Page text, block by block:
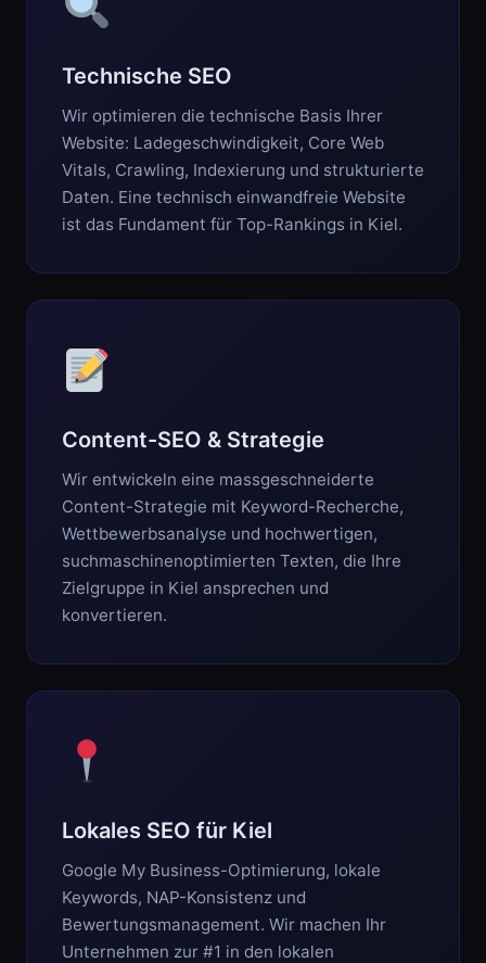
Technische SEO
Wir optimieren die technische Basis Ihrer
Website: Ladegeschwindigkeit, Core Web
Vitals, Crawling, Indexierung und strukturierte
Daten. Eine technisch einwandfreie Website
ist das Fundament für Top-Rankings in Kiel.
Content-SEO & Strategie
Wir entwickeln eine massgeschneiderte
Content-Strategie mit Keyword-Recherche,
Wettbewerbsanalyse und hochwertigen,
suchmaschinenoptimierten Texten, die Ihre
Zielgruppe in Kiel ansprechen und
konvertieren.
Lokales SEO für Kiel
Google My Business-Optimierung, lokale
Keywords, NAP-Konsistenz und
Bewertungsmanagement. Wir machen Ihr
Unternehmen zur #1 in den lokalen